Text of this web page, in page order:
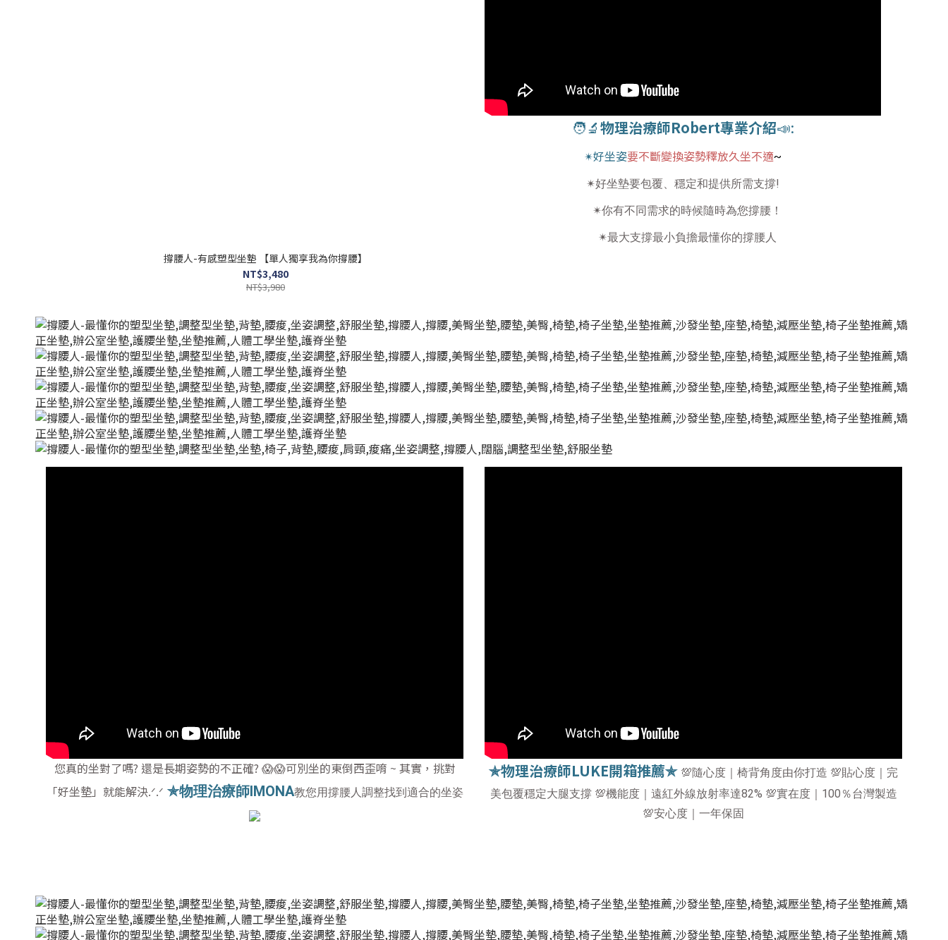
撐腰人-有感塑型坐墊 【單人獨享我為你撐腰】
NT$3,480
NT$3,980
🧑‍🔬物理治療師Robert專業介紹📣:
✴好坐姿要不斷變換姿勢釋放久坐不適~
✴好坐墊要包覆、穩定和提供所需支撐!
✴你有不同需求的時候隨時為您撐腰！
✴最大支撐最小負擔最懂你的撐腰人
您真的坐對了嗎? 還是長期姿勢的不正確? 😱😱可別坐的東倒西歪唷 ~ 其實，挑對
「好坐墊」就能解決.ᐟ.ᐟ ✯物理治療師IMONA教您用撐腰人調整找到適合的坐姿
✯物理治療師LUKE開箱推薦✯ 💯隨心度｜椅背角度由你打造 💯貼心度｜完
美包覆穩定大腿支撐 💯機能度｜遠紅外線放射率達82% 💯實在度｜100％台灣製造
💯安心度｜一年保固